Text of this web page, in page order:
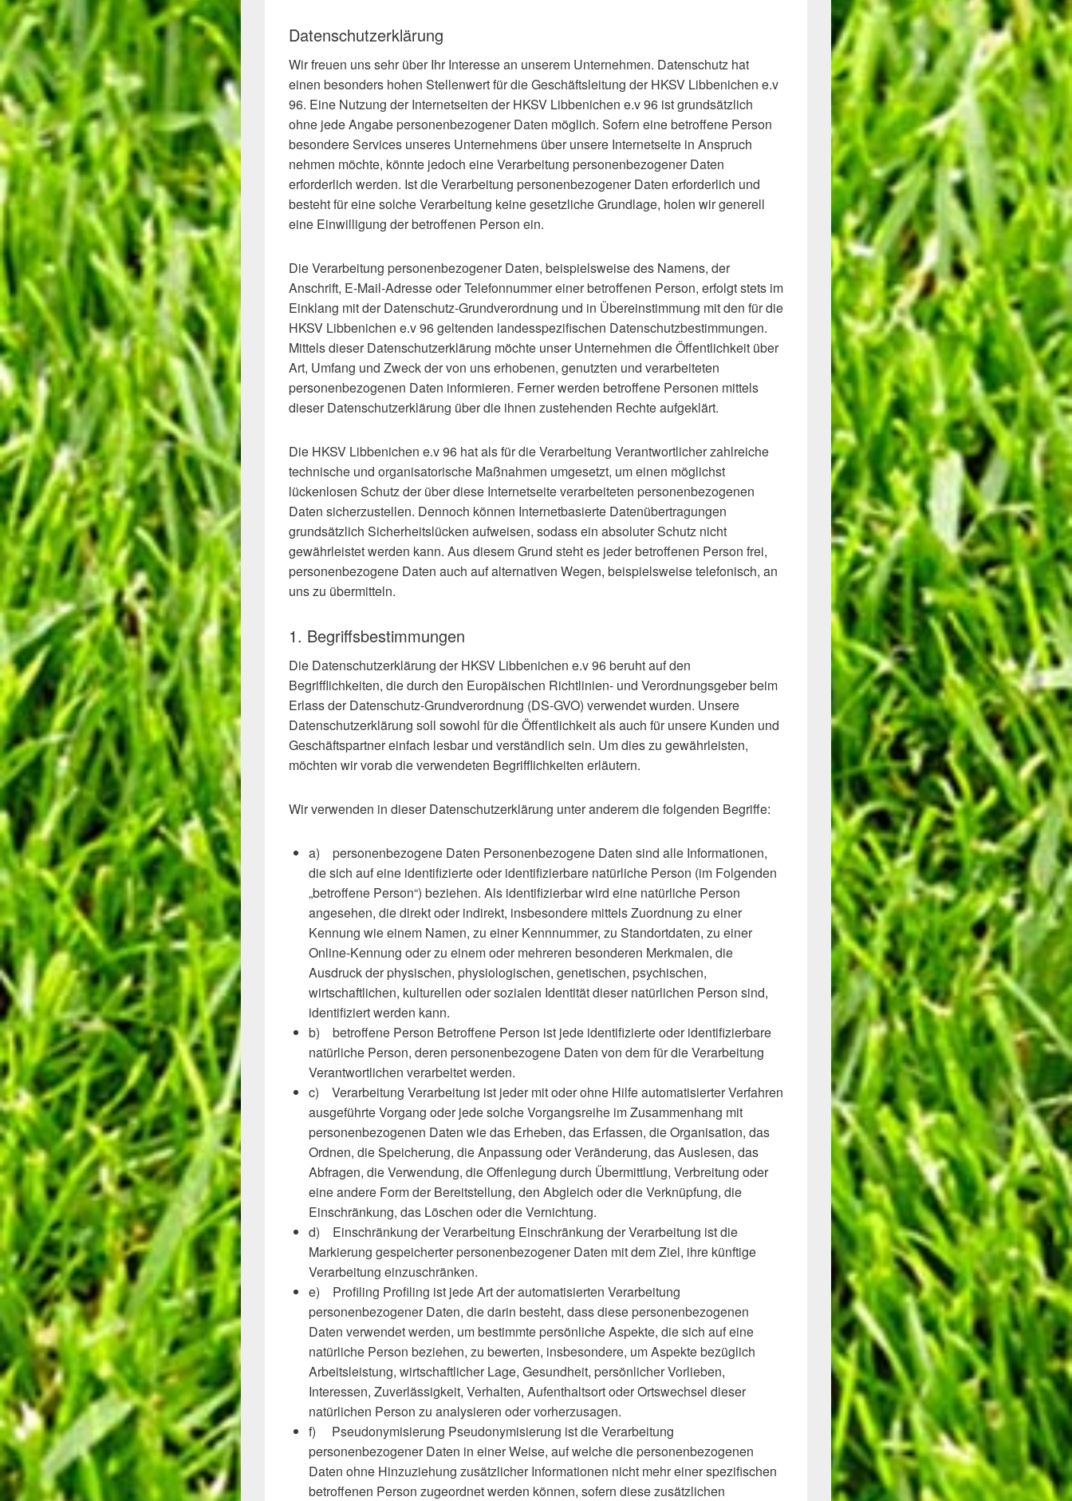
Datenschutzerklärung
Wir freuen uns sehr über Ihr Interesse an unserem Unternehmen. Datenschutz hat
einen besonders hohen Stellenwert für die Geschäftsleitung der HKSV Libbenichen e.v
96. Eine Nutzung der Internetseiten der HKSV Libbenichen e.v 96 ist grundsätzlich
ohne jede Angabe personenbezogener Daten möglich. Sofern eine betroffene Person
besondere Services unseres Unternehmens über unsere Internetseite in Anspruch
nehmen möchte, könnte jedoch eine Verarbeitung personenbezogener Daten
erforderlich werden. Ist die Verarbeitung personenbezogener Daten erforderlich und
besteht für eine solche Verarbeitung keine gesetzliche Grundlage, holen wir generell
eine Einwilligung der betroffenen Person ein.
Die Verarbeitung personenbezogener Daten, beispielsweise des Namens, der
Anschrift, E-Mail-Adresse oder Telefonnummer einer betroffenen Person, erfolgt stets im
Einklang mit der Datenschutz-Grundverordnung und in Übereinstimmung mit den für die
HKSV Libbenichen e.v 96 geltenden landesspezifischen Datenschutzbestimmungen.
Mittels dieser Datenschutzerklärung möchte unser Unternehmen die Öffentlichkeit über
Art, Umfang und Zweck der von uns erhobenen, genutzten und verarbeiteten
personenbezogenen Daten informieren. Ferner werden betroffene Personen mittels
dieser Datenschutzerklärung über die ihnen zustehenden Rechte aufgeklärt.
Die HKSV Libbenichen e.v 96 hat als für die Verarbeitung Verantwortlicher zahlreiche
technische und organisatorische Maßnahmen umgesetzt, um einen möglichst
lückenlosen Schutz der über diese Internetseite verarbeiteten personenbezogenen
Daten sicherzustellen. Dennoch können Internetbasierte Datenübertragungen
grundsätzlich Sicherheitslücken aufweisen, sodass ein absoluter Schutz nicht
gewährleistet werden kann. Aus diesem Grund steht es jeder betroffenen Person frei,
personenbezogene Daten auch auf alternativen Wegen, beispielsweise telefonisch, an
uns zu übermitteln.
1. Begriffsbestimmungen
Die Datenschutzerklärung der HKSV Libbenichen e.v 96 beruht auf den
Begrifflichkeiten, die durch den Europäischen Richtlinien- und Verordnungsgeber beim
Erlass der Datenschutz-Grundverordnung (DS-GVO) verwendet wurden. Unsere
Datenschutzerklärung soll sowohl für die Öffentlichkeit als auch für unsere Kunden und
Geschäftspartner einfach lesbar und verständlich sein. Um dies zu gewährleisten,
möchten wir vorab die verwendeten Begrifflichkeiten erläutern.
Wir verwenden in dieser Datenschutzerklärung unter anderem die folgenden Begriffe:
a) personenbezogene Daten Personenbezogene Daten sind alle Informationen,
die sich auf eine identifizierte oder identifizierbare natürliche Person (im Folgenden
„betroffene Person“) beziehen. Als identifizierbar wird eine natürliche Person
angesehen, die direkt oder indirekt, insbesondere mittels Zuordnung zu einer
Kennung wie einem Namen, zu einer Kennnummer, zu Standortdaten, zu einer
Online-Kennung oder zu einem oder mehreren besonderen Merkmalen, die
Ausdruck der physischen, physiologischen, genetischen, psychischen,
wirtschaftlichen, kulturellen oder sozialen Identität dieser natürlichen Person sind,
identifiziert werden kann.
b) betroffene Person Betroffene Person ist jede identifizierte oder identifizierbare
natürliche Person, deren personenbezogene Daten von dem für die Verarbeitung
Verantwortlichen verarbeitet werden.
c) Verarbeitung Verarbeitung ist jeder mit oder ohne Hilfe automatisierter Verfahren
ausgeführte Vorgang oder jede solche Vorgangsreihe im Zusammenhang mit
personenbezogenen Daten wie das Erheben, das Erfassen, die Organisation, das
Ordnen, die Speicherung, die Anpassung oder Veränderung, das Auslesen, das
Abfragen, die Verwendung, die Offenlegung durch Übermittlung, Verbreitung oder
eine andere Form der Bereitstellung, den Abgleich oder die Verknüpfung, die
Einschränkung, das Löschen oder die Vernichtung.
d) Einschränkung der Verarbeitung Einschränkung der Verarbeitung ist die
Markierung gespeicherter personenbezogener Daten mit dem Ziel, ihre künftige
Verarbeitung einzuschränken.
e) Profiling Profiling ist jede Art der automatisierten Verarbeitung
personenbezogener Daten, die darin besteht, dass diese personenbezogenen
Daten verwendet werden, um bestimmte persönliche Aspekte, die sich auf eine
natürliche Person beziehen, zu bewerten, insbesondere, um Aspekte bezüglich
Arbeitsleistung, wirtschaftlicher Lage, Gesundheit, persönlicher Vorlieben,
Interessen, Zuverlässigkeit, Verhalten, Aufenthaltsort oder Ortswechsel dieser
natürlichen Person zu analysieren oder vorherzusagen.
f) Pseudonymisierung Pseudonymisierung ist die Verarbeitung
personenbezogener Daten in einer Weise, auf welche die personenbezogenen
Daten ohne Hinzuziehung zusätzlicher Informationen nicht mehr einer spezifischen
betroffenen Person zugeordnet werden können, sofern diese zusätzlichen